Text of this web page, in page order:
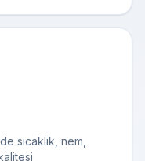
sıcaklık, nem,